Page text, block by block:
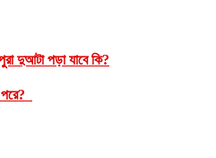
দুআটা পড়া যাবে কি?